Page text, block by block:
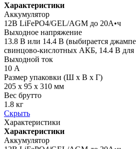
Характеристики
Аккумулятор
12В LiFePO4/GEL/AGM до 20А•ч
Выходное напряжение
13.8 В или 14.4 В (выбирается
свинцово-кислотных АКБ, 14.4 В для
Выходной ток
10 А
Размер упаковки (Ш х В х Г)
205 x 95 x 310 мм
Вес брутто
1.8 кг
Скрыть
Характеристики
Характеристики
Аккумулятор